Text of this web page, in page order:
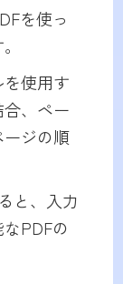
を使っ
を使用す
、ペー
ジの順
と、入力
PDFの